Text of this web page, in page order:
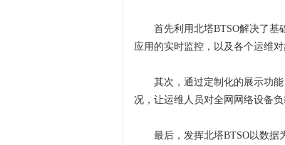
首先利用北塔BTSO解决了基
应用的实时监控，以及各个运维对
其次，通过定制化的展示功
况，让运维人员对全网网络设备
最后，发挥北塔BTSO以数据